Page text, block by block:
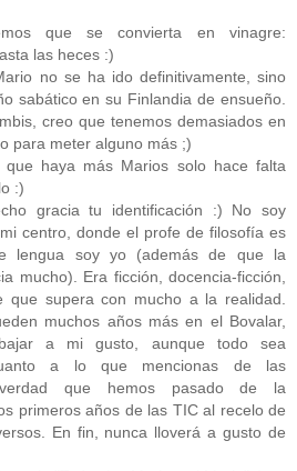
que se convierta en vinagre:
las heces :)
no se ha ido definitivamente, sino
sabático en su Finlandia de ensueño.
creo que tenemos demasiados en
para meter alguno más ;)
que haya más Marios solo hace falta
:)
gracia tu identificación :) No soy
centro, donde el profe de filosofía es
lengua soy yo (además de que la
mucho). Era ficción, docencia-ficción,
que supera con mucho a la realidad.
muchos años más en el Bovalar,
a mi gusto, aunque todo sea
a lo que mencionas de las
que hemos pasado de la
primeros años de las TIC al recelo de
En fin, nunca lloverá a gusto de